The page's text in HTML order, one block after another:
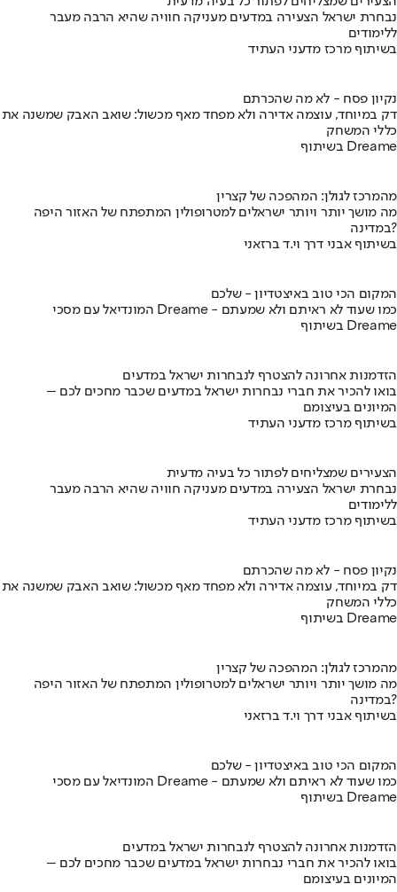
נבחרת ישראל הצעירה במדעים מעניקה חוויה שהיא הרבה מעבר
ללימודים
בשיתוף מרכז מדעני העתיד
נקיון פסח - לא מה שהכרתם
דק במיוחד, עוצמה אדירה ולא מפחד מאף מכשול: שואב האבק שמשנה את
כללי המשחק
בשיתוף Dreame
מהמרכז לגולן: המהפכה של קצרין
מה מושך יותר ויותר ישראלים למטרופולין המתפתח של האזור היפה
במדינה?
בשיתוף אבני דרך וי.ד ברזאני
המקום הכי טוב באיצטדיון - שלכם
המונדיאל עם מסכי Dreame - כמו שעוד לא ראיתם ולא שמעתם
בשיתוף Dreame
הזדמנות אחרונה להצטרף לנבחרות ישראל במדעים
בואו להכיר את חברי נבחרות ישראל במדעים שכבר מחכים לכם –
המיונים בעיצומם
בשיתוף מרכז מדעני העתיד
הצעירים שמצליחים לפתור כל בעיה מדעית
נבחרת ישראל הצעירה במדעים מעניקה חוויה שהיא הרבה מעבר
ללימודים
בשיתוף מרכז מדעני העתיד
נקיון פסח - לא מה שהכרתם
דק במיוחד, עוצמה אדירה ולא מפחד מאף מכשול: שואב האבק שמשנה את
כללי המשחק
בשיתוף Dreame
מהמרכז לגולן: המהפכה של קצרין
מה מושך יותר ויותר ישראלים למטרופולין המתפתח של האזור היפה
במדינה?
בשיתוף אבני דרך וי.ד ברזאני
המקום הכי טוב באיצטדיון - שלכם
המונדיאל עם מסכי Dreame - כמו שעוד לא ראיתם ולא שמעתם
בשיתוף Dreame
הזדמנות אחרונה להצטרף לנבחרות ישראל במדעים
בואו להכיר את חברי נבחרות ישראל במדעים שכבר מחכים לכם –
המיונים בעיצומם